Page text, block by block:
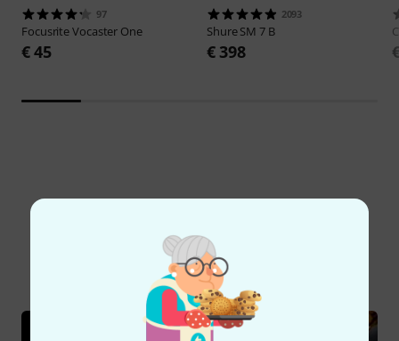
97
FocusriteVocaster One
€ 45
2093
ShureSM 7 B
€ 398
Online Raadgever